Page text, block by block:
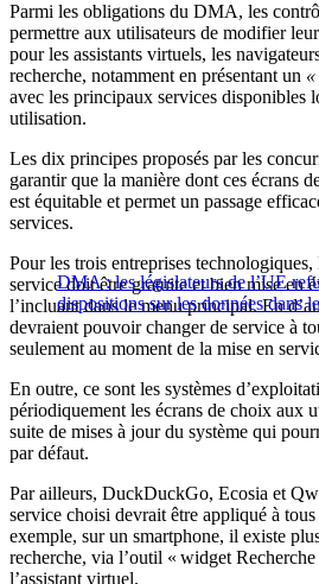
Parmi les obligations du DMA, les
permettre aux utilisateurs de modifier
pour les assistants virtuels, les
recherche, notamment en présentant un
avec les principaux services disponibles
utilisation.
Les dix principes proposés par les
garantir que la manière dont ces écrans
est équitable et permet un passage
services.
DMA : les législateurs de l’UE
dispositions sur les données dans
Pour les trois entreprises
service doit être gratuite et bien mise en
l’incluant dans le menu principal. En
devraient pouvoir changer de service à
seulement au moment de la mise en
En outre, ce sont les systèmes
périodiquement les écrans de choix aux
suite de mises à jour du système qui
par défaut.
Par ailleurs, DuckDuckGo, Ecosia et
service choisi devrait être appliqué à tous
exemple, sur un smartphone, il existe
recherche, via l’outil « widget
l’assistant virtuel.